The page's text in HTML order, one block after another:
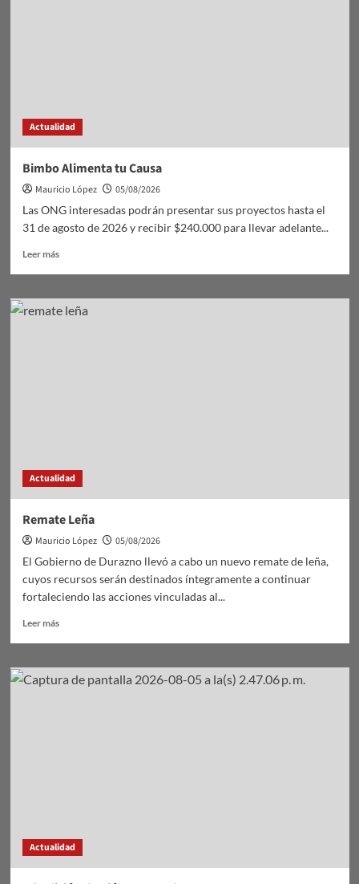
Actualidad
Bimbo Alimenta tu Causa
Mauricio López
05/08/2026
Las ONG interesadas podrán presentar sus proyectos hasta el
31 de agosto de 2026 y recibir $240.000 para llevar adelante...
Leer másLeer
Bimbo
Alimenta
Actualidad
Remate Leña
Mauricio López
05/08/2026
El Gobierno de Durazno llevó a cabo un nuevo remate de leña,
cuyos recursos serán destinados íntegramente a continuar
fortaleciendo las acciones vinculadas al...
Leer másLeer
Remate
Leña
Actualidad